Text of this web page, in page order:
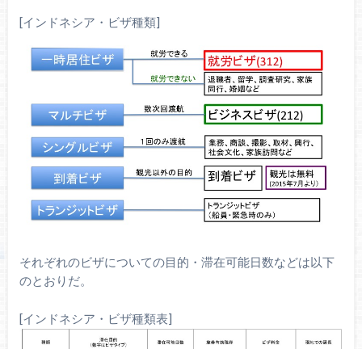
[インドネシア・ビザ種類]
それぞれのビザについての目的・滞在可能日数などは以下
のとおりだ。
[インドネシア・ビザ種類表]